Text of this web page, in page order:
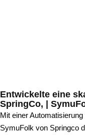
Entwickelte eine
SpringCo, |
Mit einer
SymuFolk von Springco